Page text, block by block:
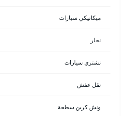
ميكانيكي سيارات
نجار
نشتري سيارات
نقل عفش
ونش كرين سطحة